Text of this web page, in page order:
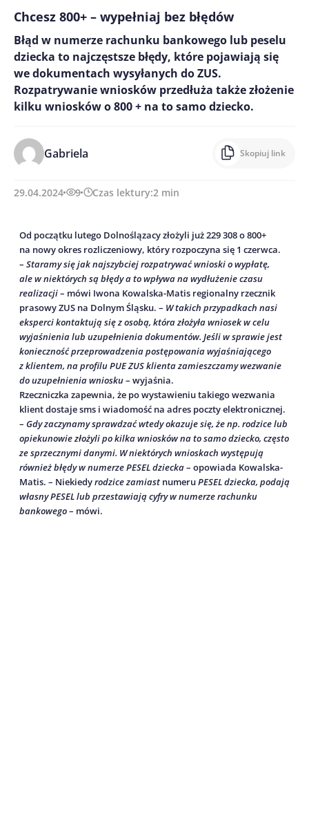
Chcesz 800+ – wypełniaj bez błędów
Błąd w numerze rachunku bankowego lub peselu
dziecka to najczęstsze błędy, które pojawiają się
we dokumentach wysyłanych do ZUS.
Rozpatrywanie wniosków przedłuża także złożenie
kilku wniosków o 800 + na to samo dziecko.
Gabriela Skopiuj link
29.04.2024 9 Czas lektury:2 min
Od początku lutego Dolnoślązacy złożyli już 229 308 o 800+
na nowy okres rozliczeniowy, który rozpoczyna się 1 czerwca.
– Staramy się jak najszybciej rozpatrywać wnioski o wypłatę,
ale w niektórych są błędy a to wpływa na wydłużenie czasu
realizacji– mówi Iwona Kowalska-Matis regionalny rzecznik
prasowy ZUS na Dolnym Śląsku. – W takich przypadkach nasi
eksperci kontaktują się z osobą, która złożyła wniosek w celu
wyjaśnienia lub uzupełnienia dokumentów. Jeśli w sprawie jest
konieczność przeprowadzenia postępowania wyjaśniającego
z klientem, na profilu PUE ZUS klienta zamieszczamy wezwanie
do uzupełnienia wniosku– wyjaśnia.
Rzeczniczka zapewnia, że po wystawieniu takiego wezwania
klient dostaje sms i wiadomość na adres poczty elektronicznej.
– Gdy zaczynamy sprawdzać wtedy okazuje się, że np. rodzice lub
opiekunowie złożyli po kilka wniosków na to samo dziecko, często
ze sprzecznymi danymi. W niektórych wnioskach występują
również błędy w numerze PESEL dziecka– opowiada Kowalska-
Matis. – Niekiedyrodzice zamiast numeruPESEL dziecka, podają
własny PESEL lub przestawiają cyfry w numerze rachunku
bankowego– mówi.